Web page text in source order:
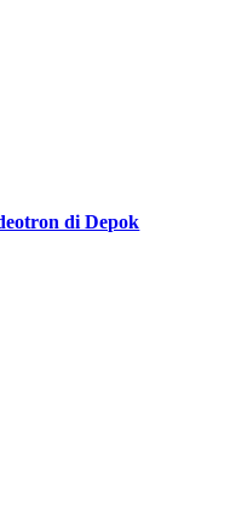
di Depok